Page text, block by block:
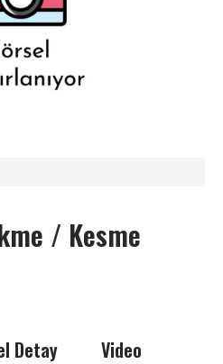
/ Kesme
Detay
Video